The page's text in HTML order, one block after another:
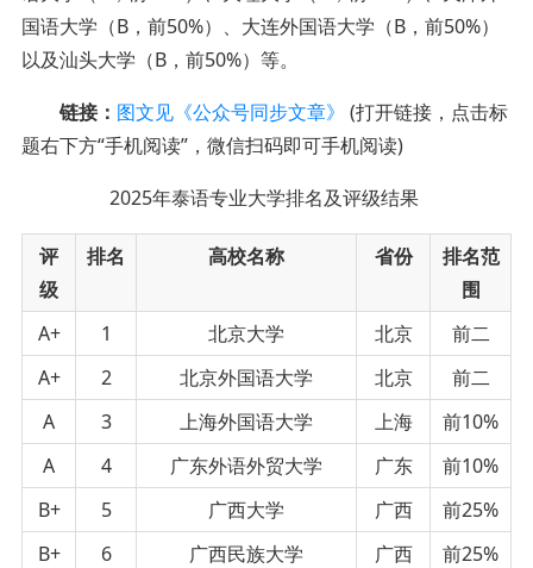
国语大学（B，前50%）、大连外国语大学（B，前50%）
以及汕头大学（B，前50%）等。
链接： 图文见《公众号同步文章》 (打开链接，点击标
题右下方“手机阅读”，微信扫码即可手机阅读)
2025年泰语专业大学排名及评级结果
评
级
排名 高校名称 省份
排名范
围
A+
1 北京大学 北京
前二
A+
2 北京外国语大学 北京
前二
A
3 上海外国语大学 上海
前10%
A
4 广东外语外贸大学 广东
前10%
B+
5 广西大学 广西
前25%
B+
6 广西民族大学 广西
前25%